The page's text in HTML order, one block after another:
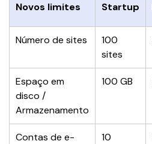
Novos limites Startup
Número de sites
100
sites
Espaço em
disco /
Armazenamento
100 GB
Contas de e-
10